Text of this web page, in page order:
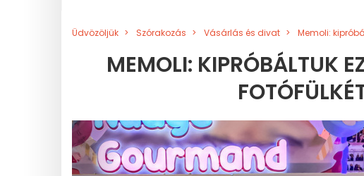
Üdvözöljük Szórakozás Vásárlás és divat Memoli:
MEMOLI: KIPRÓBÁLTUK